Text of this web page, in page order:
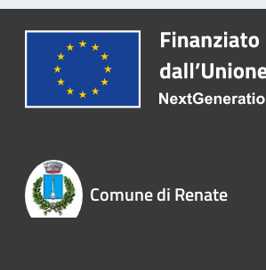
Comune di Renate